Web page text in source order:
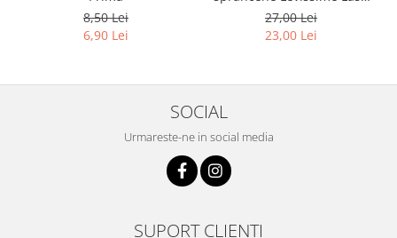
8,50 Lei
6,90 Lei
Color 7-7 Maro Deschis
15ml
27,00 Lei
23,00 Lei
SOCIAL
Urmareste-ne in social media
SUPORT CLIENTI